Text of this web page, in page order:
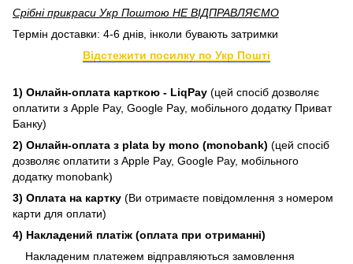
Срібні прикраси Укр Поштою НЕ ВІДПРАВЛЯЄМО
Термін доставки: 4-6 днів, інколи бувають затримки
Відстежити посилку по Укр Пошті
1) Онлайн-оплата карткою - LiqPay (цей спосіб дозволяє
оплатити з Apple Pay, Google Pay, мобільного додатку Приват
Банку)
2) Онлайн-оплата з plata by mono (monobank) (цей спосіб
дозволяє оплатити з Apple Pay, Google Pay, мобільного
додатку monobank)
3) Оплата на картку (Ви отримаєте повідомлення з номером
карти для оплати)
4) Накладений платіж (оплата при отриманні)
Накладеним платежем відправляються замовлення